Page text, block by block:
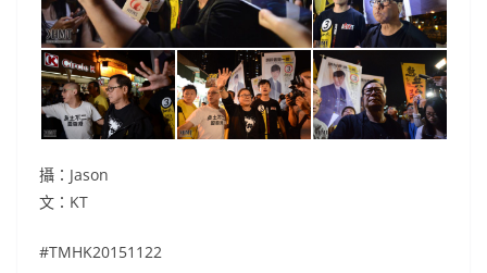
攝：Jason
文：KT
#‎TMHK20151122